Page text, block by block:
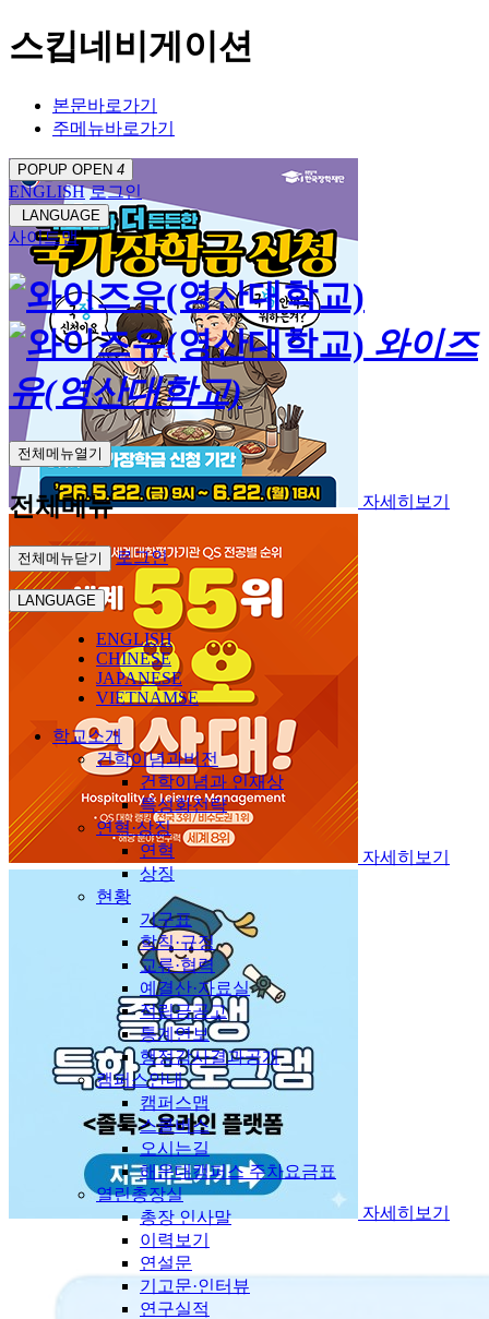
스킵네비게이션
본문바로가기
주메뉴바로가기
자세히보기
자세히보기
자세히보기
POPUP OPEN 4
ENGLISH 로그인
LANGUAGE
사이트맵
와이즈
유(영산대학교)
전체메뉴열기
전체메뉴
전체메뉴닫기 로그인
LANGUAGE
ENGLISH
CHINESE
JAPANESE
VIETNAMSE
학교소개
건학이념과비전
건학이념과 인재상
특성화전략
연혁·상징
연혁
상징
현황
기구표
학칙·규정
교류·협력
예결산·자료실
적립금공고
통계연보
행정감사결과공개
캠퍼스안내
캠퍼스맵
스쿨버스
오시는길
해운대캠퍼스 주차요금표
열린총장실
총장 인사말
이력보기
연설문
기고문·인터뷰
연구실적